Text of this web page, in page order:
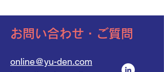
​お問い合わせ・ご質問
online@yu-den.com